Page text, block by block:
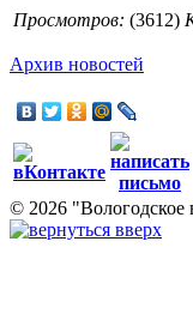
Просмотров: (3612)
Архив новостей
© 2026 "Вологодское